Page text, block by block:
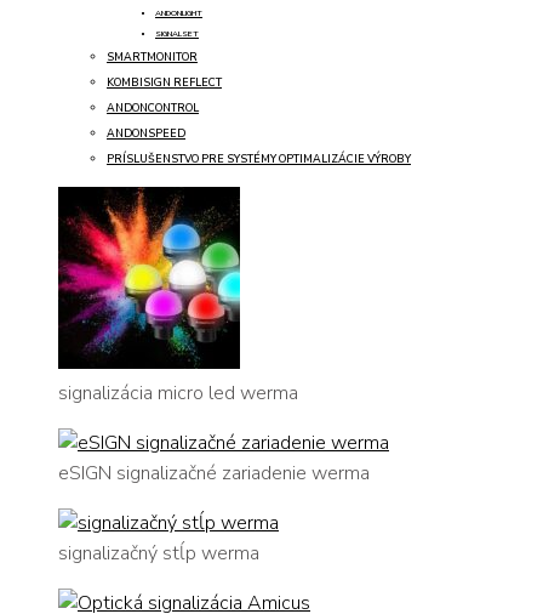
ANDONLIGHT
SIGNALSET
SMARTMONITOR
KOMBISIGN REFLECT
ANDONCONTROL
ANDONSPEED
PRÍSLUŠENSTVO PRE SYSTÉMY OPTIMALIZÁCIE VÝROBY
signalizácia micro led werma
eSIGN signalizačné zariadenie werma
signalizačný stĺp werma